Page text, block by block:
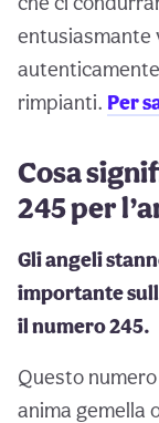
entusiasmante
rimpianti. Per
Cosa
245 per
Gli angeli
importante
il numero 245.
Questo
anima gemella